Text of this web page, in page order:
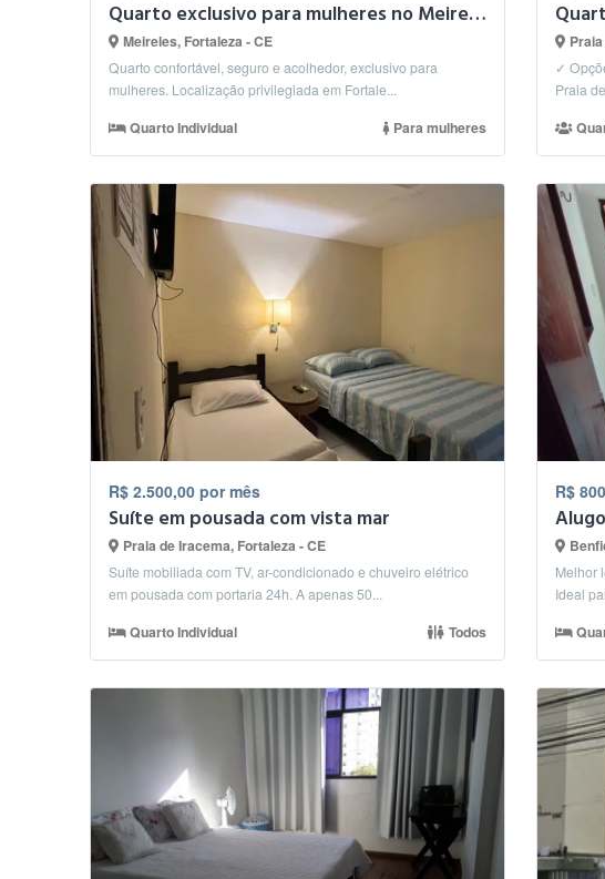
Quarto exclusivo para mulheres no Meireles – em Fortaleza
Meireles, Fortaleza - CE
Quarto confortável, seguro e acolhedor, exclusivo para
mulheres. Localização privilegiada em Fortale...
Quarto Individual Para mulheres
✓
R$ 2.500,00 por mês
Suíte em pousada com vista mar
Praia de Iracema, Fortaleza - CE
Suíte mobiliada com TV, ar-condicionado e chuveiro elétrico
em pousada com portaria 24h. A apenas 50...
Quarto Individual Todos
R$
Melhor
Ideal